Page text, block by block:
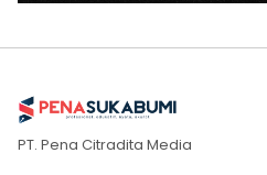
PT. Pena Citradita Media